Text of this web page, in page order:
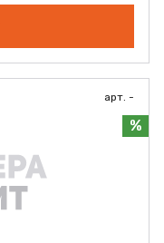
арт. -
%